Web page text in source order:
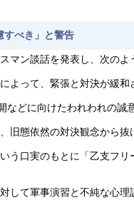
すべき」と警告
ン談話を発表し、次のよ
って、緊張と対決が緩
どに向けたわれわれの誠
態依然の対決観念から
口実のもとに「乙支フ
て軍事演習と不純な心